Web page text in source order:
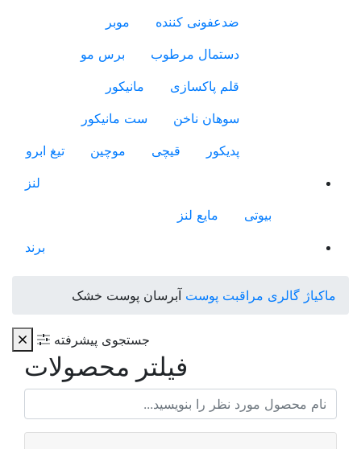
ضدعفونی کننده
موبر
دستمال مرطوب
برس مو
قلم پاکسازی
مانیکور
سوهان ناخن
ست مانیکور
پدیکور
قیچی موچین
تیغ ابرو
لنز
بیوتی
مایع لنز
برند
ماکیاژ گالری مراقبت پوست آبرسان پوست خشک
جستجوی پیشرفته
فیلتر محصولات